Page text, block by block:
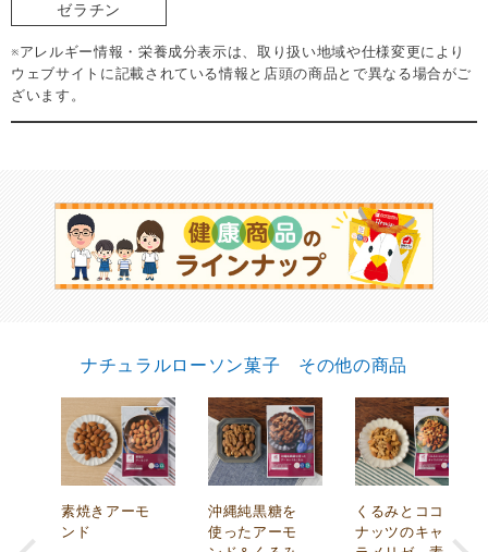
ゼラチン
※アレルギー情報・栄養成分表示は、取り扱い地域や仕様変更により
ウェブサイトに記載されている情報と店頭の商品とで異なる場合がご
ざいます。
ナチュラルローソン菓子 その他の商品
素焼きアーモ
ンド
沖縄純黒糖を
使ったアーモ
くるみとココ
ナッツのキャ